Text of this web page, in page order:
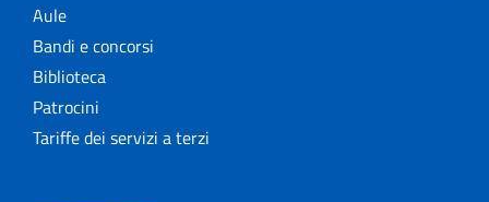
Aule
Bandi e concorsi
Biblioteca
Patrocini
Tariffe dei servizi a terzi